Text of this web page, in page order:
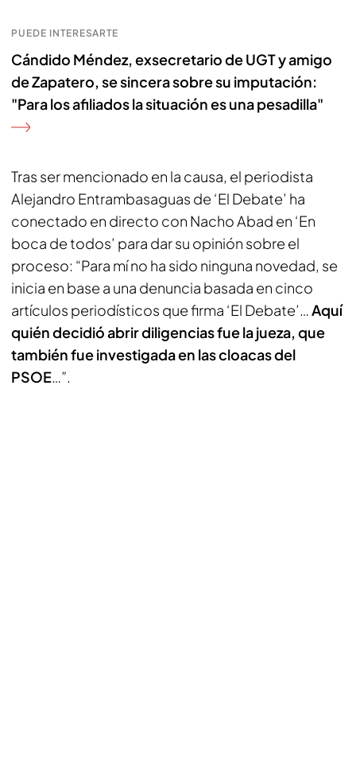
PUEDE INTERESARTE
Cándido Méndez, exsecretario de UGT y amigo
de Zapatero, se sincera sobre su imputación:
"Para los afiliados la situación es una pesadilla"
Tras ser mencionado en la causa, el periodista
Alejandro Entrambasaguas de ‘El Debate’ ha
conectado en directo con Nacho Abad en ‘En
boca de todos’ para dar su opinión sobre el
proceso: “Para mí no ha sido ninguna novedad, se
inicia en base a una denuncia basada en cinco
artículos periodísticos que firma ‘El Debate’…Aquí
quién decidió abrir diligencias fue la jueza, que
también fue investigada en las cloacas del
PSOE…”.